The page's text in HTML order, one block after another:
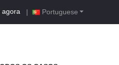
Portuguese
agora |